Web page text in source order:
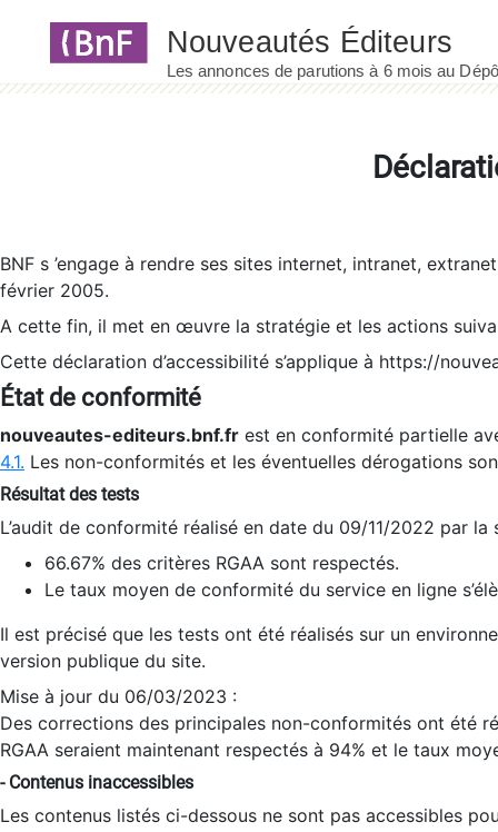
BNF s ’engage à rendre ses sites internet, intranet,
février 2005.
A cette fin, il met en œuvre la stratégie et les actions
Cette déclaration d’accessibilité s’applique à https://
État de conformité
nouveautes-editeurs.bnf.fr est en conformité partielle
4.1. Les non-conformités et les éventuelles dérogations
Résultat des tests
L’audit de conformité réalisé en date du 09/11/2022 par
66.67% des critères RGAA sont respectés.
Le taux moyen de conformité du service en ligne
Il est précisé que les tests ont été réalisés sur un
version publique du site.
Mise à jour du 06/03/2023 :
Des corrections des principales non-conformités ont été
RGAA seraient maintenant respectés à 94% et le taux
- Contenus inaccessibles
Les contenus listés ci-dessous ne sont pas accessibles